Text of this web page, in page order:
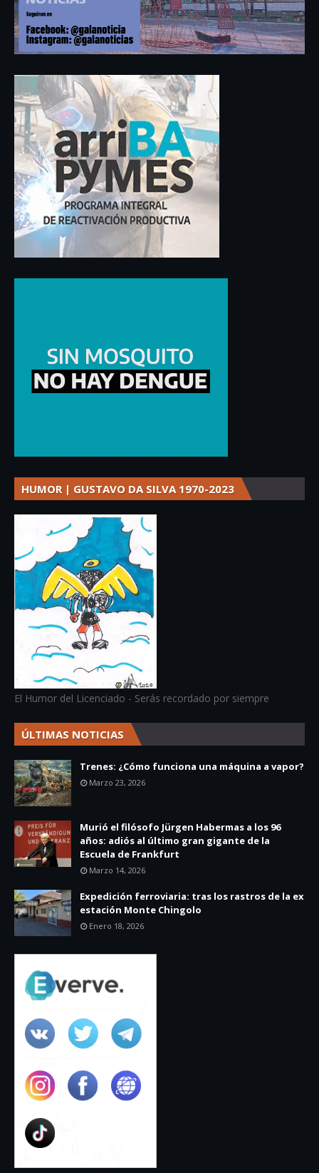
HUMOR | GUSTAVO DA SILVA 1970-2023
El Humor del Licenciado - Serás recordado por siempre
ÚLTIMAS NOTICIAS
Trenes: ¿Cómo funciona una máquina a vapor?
Marzo 23, 2026
Murió el filósofo Jürgen Habermas a los 96
años: adiós al último gran gigante de la
Escuela de Frankfurt
Marzo 14, 2026
Expedición ferroviaria: tras los rastros de la ex
estación Monte Chingolo
Enero 18, 2026